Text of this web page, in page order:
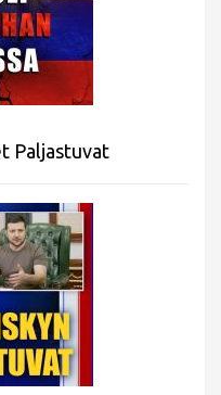
Paljastuvat